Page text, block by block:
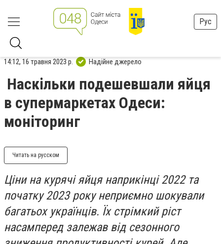
Рус
14:12, 16 травня 2023 р. Надійне джерело
Наскільки подешевшали яйця
в супермаркетах Одеси:
моніторинг
Читать на русском
Ціни на курячі яйця наприкінці 2022 та
початку 2023 року неприємно шокували
багатьох українців. Їх стрімкий ріст
насамперед залежав від сезонного